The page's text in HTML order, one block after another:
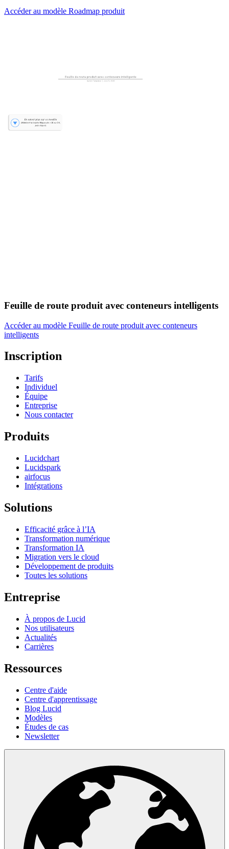
Accéder au modèle Roadmap produit
Feuille de route produit avec conteneurs intelligents
Accéder au modèle Feuille de route produit avec conteneurs
intelligents
Inscription
Tarifs
Individuel
Équipe
Entreprise
Nous contacter
Produits
Lucidchart
Lucidspark
airfocus
Intégrations
Solutions
Efficacité grâce à l’IA
Transformation numérique
Transformation IA
Migration vers le cloud
Développement de produits
Toutes les solutions
Entreprise
À propos de Lucid
Nos utilisateurs
Actualités
Carrières
Ressources
Centre d'aide
Centre d'apprentissage
Blog Lucid
Modèles
Études de cas
Newsletter